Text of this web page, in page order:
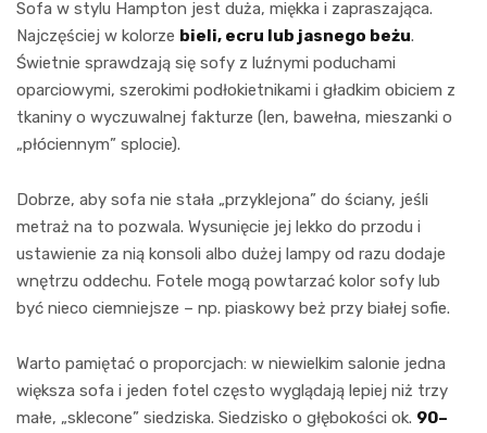
Sofa w stylu Hampton jest duża, miękka i zapraszająca.
Najczęściej w kolorze bieli, ecru lub jasnego beżu.
Świetnie sprawdzają się sofy z luźnymi poduchami
oparciowymi, szerokimi podłokietnikami i gładkim obiciem z
tkaniny o wyczuwalnej fakturze (len, bawełna, mieszanki o
„płóciennym” splocie).
Dobrze, aby sofa nie stała „przyklejona” do ściany, jeśli
metraż na to pozwala. Wysunięcie jej lekko do przodu i
ustawienie za nią konsoli albo dużej lampy od razu dodaje
wnętrzu oddechu. Fotele mogą powtarzać kolor sofy lub
być nieco ciemniejsze – np. piaskowy beż przy białej sofie.
Warto pamiętać o proporcjach: w niewielkim salonie jedna
większa sofa i jeden fotel często wyglądają lepiej niż trzy
małe, „sklecone” siedziska. Siedzisko o głębokości ok. 90–